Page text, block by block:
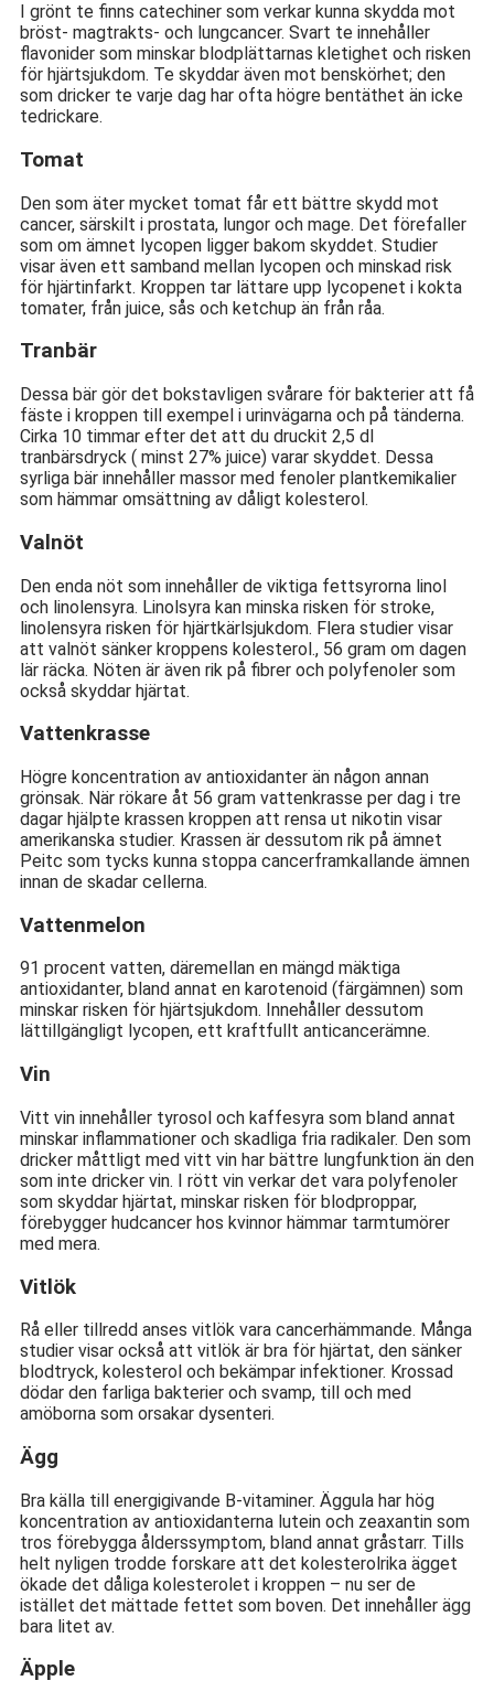
I grönt te finns catechiner som verkar kunna skydda mot
bröst- magtrakts- och lungcancer. Svart te innehåller
flavonider som minskar blodplättarnas kletighet och risken
för hjärtsjukdom. Te skyddar även mot benskörhet; den
som dricker te varje dag har ofta högre bentäthet än icke
tedrickare.
Tomat
Den som äter mycket tomat får ett bättre skydd mot
cancer, särskilt i prostata, lungor och mage. Det förefaller
som om ämnet lycopen ligger bakom skyddet. Studier
visar även ett samband mellan lycopen och minskad risk
för hjärtinfarkt. Kroppen tar lättare upp lycopenet i kokta
tomater, från juice, sås och ketchup än från råa.
Tranbär
Dessa bär gör det bokstavligen svårare för bakterier att få
fäste i kroppen till exempel i urinvägarna och på tänderna.
Cirka 10 timmar efter det att du druckit 2,5 dl
tranbärsdryck ( minst 27% juice) varar skyddet. Dessa
syrliga bär innehåller massor med fenoler plantkemikalier
som hämmar omsättning av dåligt kolesterol.
Valnöt
Den enda nöt som innehåller de viktiga fettsyrorna linol
och linolensyra. Linolsyra kan minska risken för stroke,
linolensyra risken för hjärtkärlsjukdom. Flera studier visar
att valnöt sänker kroppens kolesterol., 56 gram om dagen
lär räcka. Nöten är även rik på fibrer och polyfenoler som
också skyddar hjärtat.
Vattenkrasse
Högre koncentration av antioxidanter än någon annan
grönsak. När rökare åt 56 gram vattenkrasse per dag i tre
dagar hjälpte krassen kroppen att rensa ut nikotin visar
amerikanska studier. Krassen är dessutom rik på ämnet
Peitc som tycks kunna stoppa cancerframkallande ämnen
innan de skadar cellerna.
Vattenmelon
91 procent vatten, däremellan en mängd mäktiga
antioxidanter, bland annat en karotenoid (färgämnen) som
minskar risken för hjärtsjukdom. Innehåller dessutom
lättillgängligt lycopen, ett kraftfullt anticancerämne.
Vin
Vitt vin innehåller tyrosol och kaffesyra som bland annat
minskar inflammationer och skadliga fria radikaler. Den som
dricker måttligt med vitt vin har bättre lungfunktion än den
som inte dricker vin. I rött vin verkar det vara polyfenoler
som skyddar hjärtat, minskar risken för blodproppar,
förebygger hudcancer hos kvinnor hämmar tarmtumörer
med mera.
Vitlök
Rå eller tillredd anses vitlök vara cancerhämmande. Många
studier visar också att vitlök är bra för hjärtat, den sänker
blodtryck, kolesterol och bekämpar infektioner. Krossad
dödar den farliga bakterier och svamp, till och med
amöborna som orsakar dysenteri.
Ägg
Bra källa till energigivande B-vitaminer. Äggula har hög
koncentration av antioxidanterna lutein och zeaxantin som
tros förebygga ålderssymptom, bland annat gråstarr. Tills
helt nyligen trodde forskare att det kolesterolrika ägget
ökade det dåliga kolesterolet i kroppen – nu ser de
istället det mättade fettet som boven. Det innehåller ägg
bara litet av.
Äpple